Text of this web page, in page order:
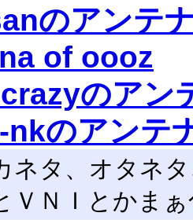
のアンテ
of oooz
のアン
のアンテ
ネタ、オタネ
ＶＮＩとかま